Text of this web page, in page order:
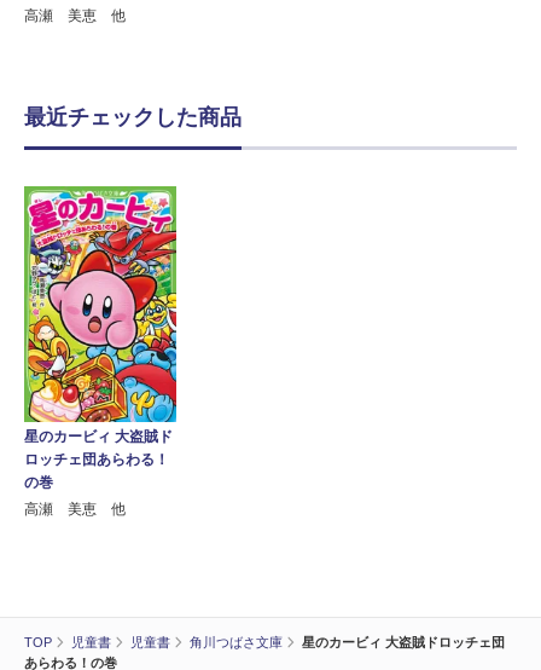
TOP 児童書 児童書 角川つばさ文庫
星のカービィ 大盗賊ドロッチェ団
あらわる！の巻
高瀬 美恵 他
最近チェックした商品
星のカービィ 大盗賊ド
ロッチェ団あらわる！
の巻
高瀬 美恵 他